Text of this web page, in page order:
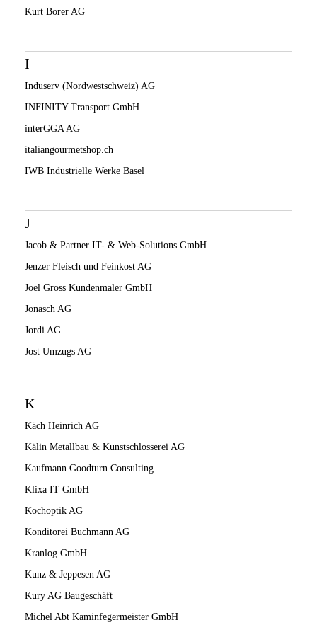
Kurt Borer AG
I
Induserv (Nordwestschweiz) AG
INFINITY Transport GmbH
interGGA AG
italiangourmetshop.ch
IWB Industrielle Werke Basel
J
Jacob & Partner IT- & Web-Solutions GmbH
Jenzer Fleisch und Feinkost AG
Joel Gross Kundenmaler GmbH
Jonasch AG
Jordi AG
Jost Umzugs AG
K
Käch Heinrich AG
Kälin Metallbau & Kunstschlosserei AG
Kaufmann Goodturn Consulting
Klixa IT GmbH
Kochoptik AG
Konditorei Buchmann AG
Kranlog GmbH
Kunz & Jeppesen AG
Kury AG Baugeschäft
Michel Abt Kaminfegermeister GmbH